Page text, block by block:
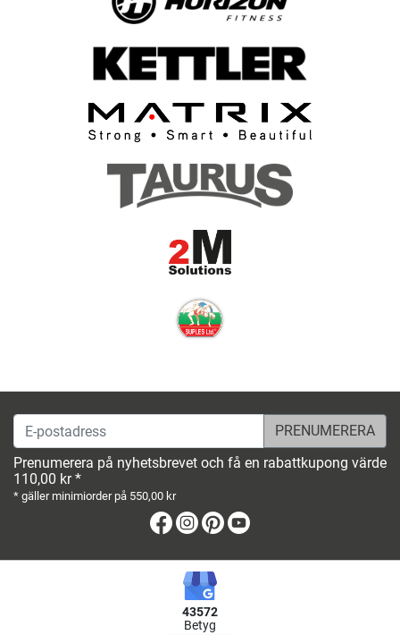
E-postadress
Prenumerera på nyhetsbrevet och få en rabattkupong värde
110,00 kr *
* gäller minimiorder på 550,00 kr
Facebook
Instagram
Pinterest
43572
Betyg